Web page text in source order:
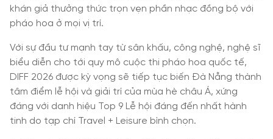
khán giả thưởng thức trọn vẹn phần nhạc đồng bộ với
pháo hoa ở mọi vị trí.
Với sự đầu tư mạnh tay từ sân khấu, công nghệ, nghệ sĩ
biểu diễn cho tới quy mô cuộc thi pháo hoa quốc tế,
DIFF 2026 được kỳ vọng sẽ tiếp tục biến Đà Nẵng thành
tâm điểm lễ hội và giải trí của mùa hè châu Á, xứng
đáng với danh hiệu Top 9 Lễ hội đáng đến nhất hành
tinh do tạp chí Travel + Leisure bình chọn.